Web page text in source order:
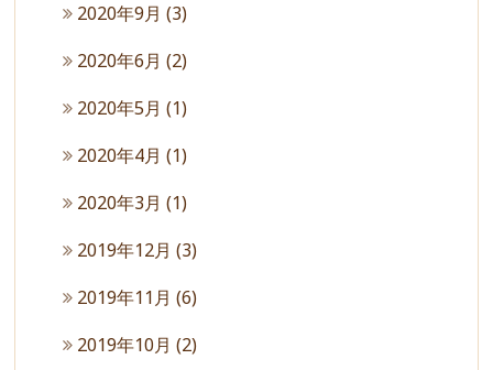
2020年9月 (3)
2020年6月 (2)
2020年5月 (1)
2020年4月 (1)
2020年3月 (1)
2019年12月 (3)
2019年11月 (6)
2019年10月 (2)